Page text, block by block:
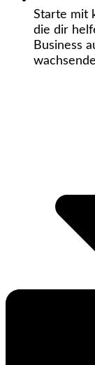
Starte mit
die dir
Business